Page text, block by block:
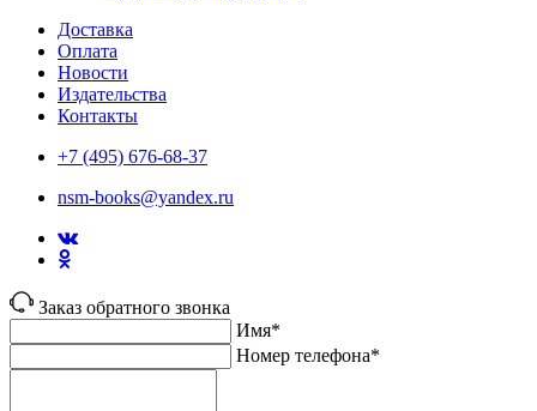
Доставка
Оплата
Новости
Издательства
Контакты
+7 (495) 676-68-37
nsm-books@yandex.ru
Заказ обратного звонка
Имя*
Номер телефона*